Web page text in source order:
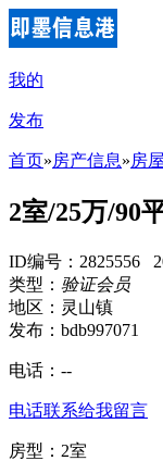
我的
发布
首页»房产信息»房
2室/25万/90
ID编号：2825556
类型： 验证会员
地区：灵山镇
发布：bdb997071
电话： --
电话联系给我留言
房型：2室